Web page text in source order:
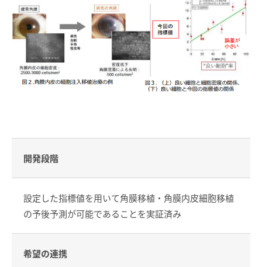
開発段階
設定した指標値を用いて角膜移植・角膜内皮細胞移植
の予後予測が可能であることを実証済み
希望の連携